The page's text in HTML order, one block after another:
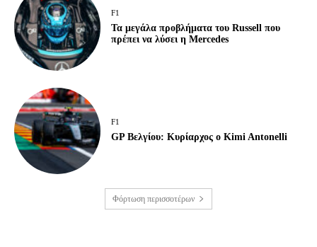
F1
Τα μεγάλα προβλήματα του Russell που
πρέπει να λύσει η Mercedes
F1
GP Βελγίου: Κυρίαρχος ο Kimi Antonelli
Φόρτωση περισσοτέρων